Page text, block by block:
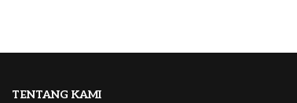
TENTANG KAMI